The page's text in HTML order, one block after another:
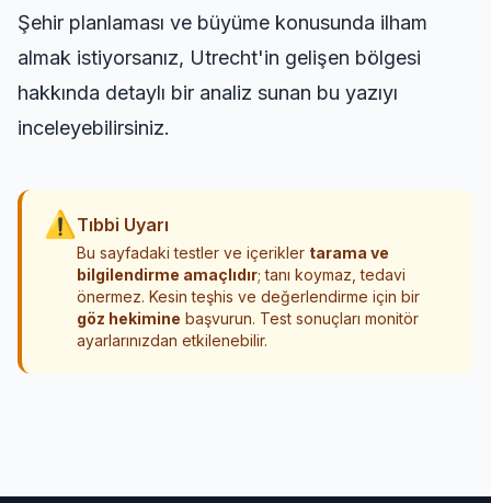
Şehir planlaması ve büyüme konusunda ilham
almak istiyorsanız, Utrecht'in gelişen bölgesi
hakkında detaylı bir analiz sunan bu yazıyı
inceleyebilirsiniz.
⚠ Tıbbi Uyarı
Bu sayfadaki testler ve içerikler tarama ve
bilgilendirme amaçlıdır; tanı koymaz, tedavi
önermez. Kesin teşhis ve değerlendirme için bir
göz hekimine başvurun. Test sonuçları monitör
ayarlarınızdan etkilenebilir.